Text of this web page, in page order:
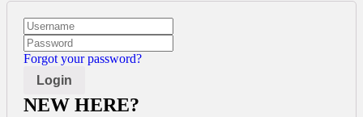
Forgot your password?
NEW HERE?